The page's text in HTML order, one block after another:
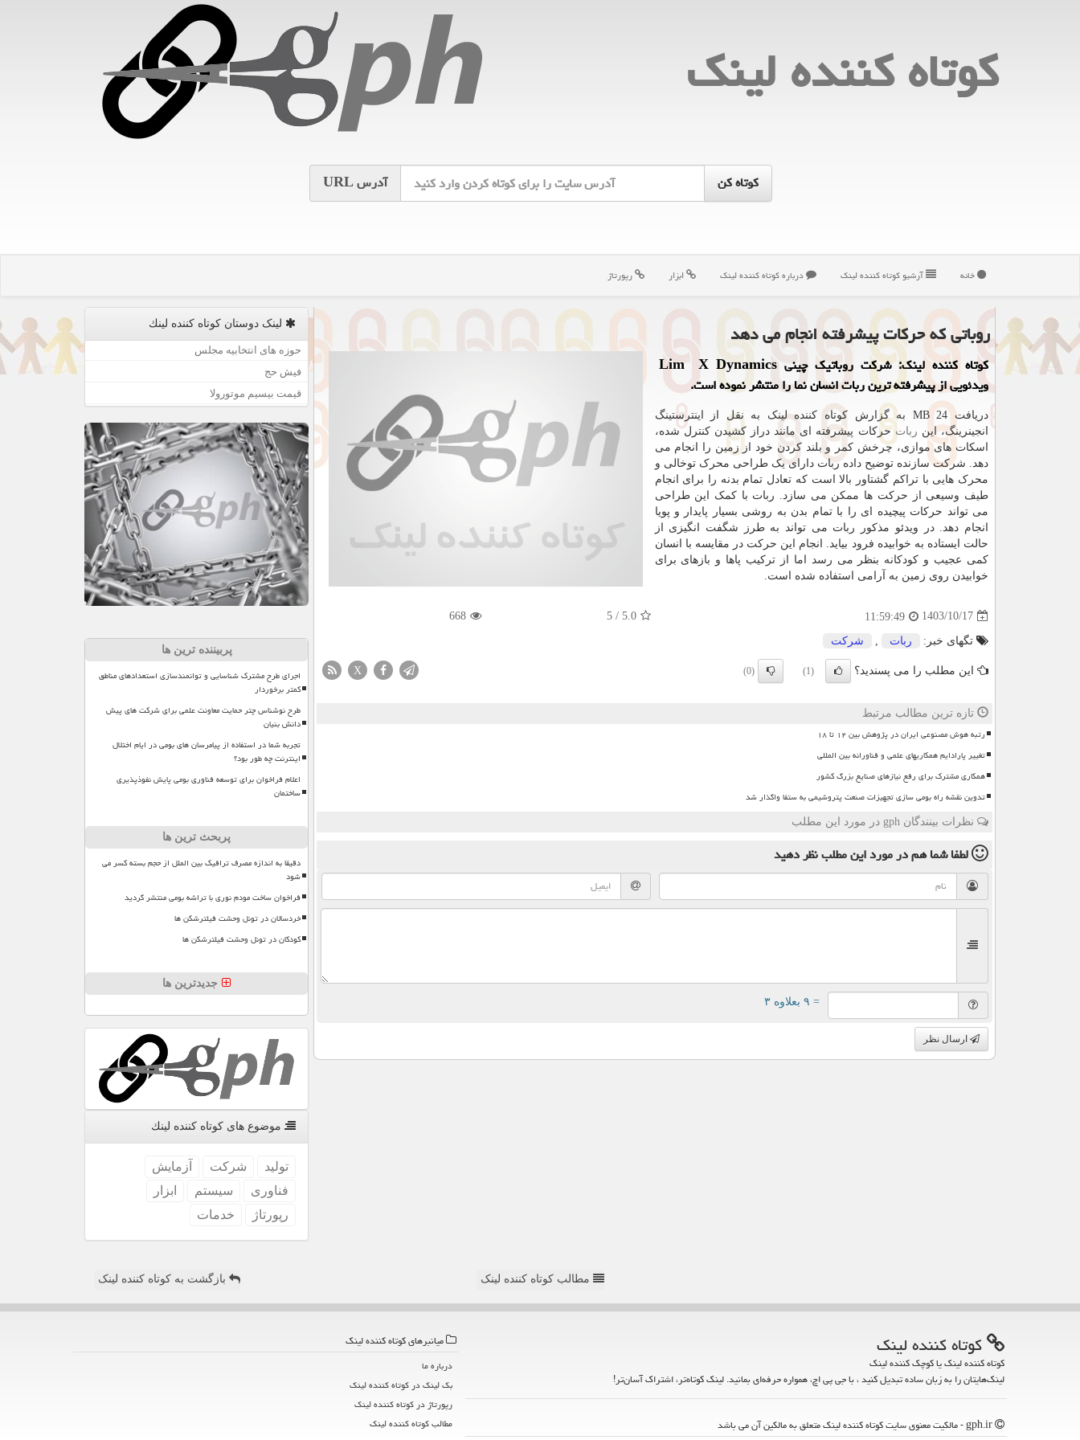
كوتاه كننده لینك
آدرسURL
خانه آرشیو كوتاه كننده لینك درباره كوتاه كننده لینك ابزار رپورتاژ
روباتی که حرکات پیشرفته انجام می دهد
کوتاه کننده لینک: شرکت روباتیک چینی Lim X Dynamics
ویدئویی از پیشرفته ترین ربات انسان نما را منتشر نموده است.
دریافت 24 MB به گزارش کوتاه کننده لینک به نقل از اینترستینگ
انجینرینگ، این ربات حرکات پیشرفته ای مانند دراز کشیدن کنترل شده،
اسکات های موازی، چرخش کمر و بلند کردن خود از زمین را انجام می
دهد. شرکت سازنده توضیح داده ربات دارای یک طراحی محرک توخالی و
محرک هایی با تراکم گشتاور بالا است که تعادل تمام بدنه را برای انجام
طیف وسیعی از حرکت ها ممکن می سازد. ربات با کمک این طراحی
می تواند حرکات پیچیده ای را با تمام بدن به روشی بسیار پایدار و پویا
انجام دهد. در ویدئو مذکور ربات می تواند به طرز شگفت انگیزی از
حالت ایستاده به خوابیده فرود بیاید. انجام این حرکت در مقایسه با انسان
کمی عجیب و کودکانه بنظر می رسد اما از ترکیب پاها و بازهای برای
خوابیدن روی زمین به آرامی استفاده شده است.
1403/10/17
11:59:49
5.0
/
5
668
تگهای خبر: ربات شركت
این مطلب را می پسندید؟ (1)
(0)
X
تازه ترین مطالب مرتبط
رتبه هوش مصنوعی ایران در پژوهش بین ۱۲ تا ۱۸
تغییر پارادایم همکاریهای علمی و فناورانه بین المللی
همکاری مشترک برای رفع نیازهای صنایع بزرگ کشور
تدوین نقشه راه بومی سازی تجهیزات صنعت پتروشیمی به ستفا واگذار شد
نظرات بینندگان gph در مورد این مطلب
لطفا شما همدر مورد این مطلبنظر دهید
= ۹ بعلاوه ۳
ارسال نظر
لینک دوستان كوتاه كننده لینك
حوزه های انتخابیه مجلس
فیش حج
قیمت بیسیم موتورولا
پربیننده ترین ها
اجرای طرح مشترک شناسایی و توانمندسازی استعدادهای مناطق
کمتر برخوردار
طرح نوشناس چتر حمایت معاونت علمی برای شرکت های پیش
دانش بنیان
تجربه شما در استفاده از پیامرسان های بومی در ایام اختلال
اینترنت چه طور بود؟
اعلام فراخوان برای توسعه فناوری بومی پایش نفوذپذیری
ساختمان
پربحث ترین ها
دقیقا به اندازه مصرف ترافیک بین الملل از حجم بسته کسر می
شود
فراخوان ساخت مودم نوری با تراشه بومی منتشر گردید
خردسالان در تونل وحشت فیلترشکن ها
کودکان در تونل وحشت فیلترشکن ها
جدیدترین ها
موضوع های كوتاه كننده لینك
تولید شركت
آزمایش
فناوری
سیستم
ابزار
رپورتاژ
خدمات
مطالب کوتاه کننده لینک بازگشت به کوتاه کننده لینک
كوتاه كننده لینك
کوتاه کننده لینک یا کوچک کننده لینک
لینک‌هایتان را به زبان ساده تبدیل کنید ، با جی پی اچ، همواره حرفه‌ای بمانید. لینک کوتاه‌تر، اشتراک آسان‌تر!
میانبرهای كوتاه كننده لینك
درباره ما
بک لینک در كوتاه كننده لینك
رپورتاژ در كوتاه كننده لینك
مطالب كوتاه كننده لینك